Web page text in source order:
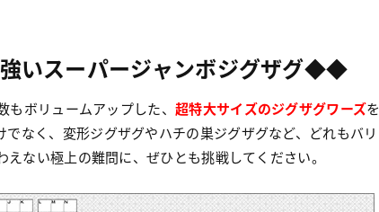
いスーパージャンボジグザグ◆◆
ボリュームアップした、 超特大サイズのジグザグワーズを
でなく、変形ジグザグやハチの巣ジグザグなど、どれもバリ
ない極上の難問に、ぜひとも挑戦してください。